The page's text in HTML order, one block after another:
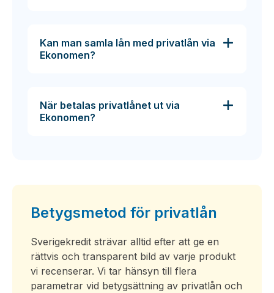
Kan man samla lån med privatlån via
Ekonomen?
När betalas privatlånet ut via
Ekonomen?
Betygsmetod för privatlån
Sverigekredit strävar alltid efter att ge en
rättvis och transparent bild av varje produkt
vi recenserar. Vi tar hänsyn till flera
parametrar vid betygsättning av privatlån och